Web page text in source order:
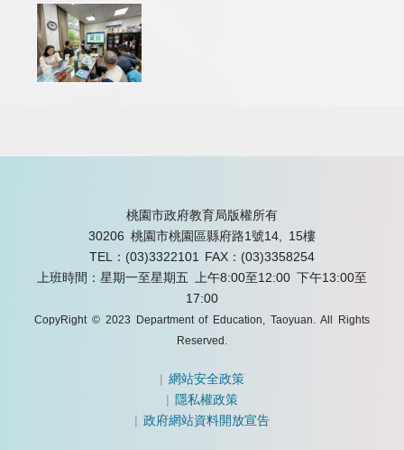
桃園市政府教育局版權所有
30206 桃園市桃園區縣府路1號14, 15樓
TEL：(03)3322101
FAX：(03)3358254
上班時間：星期一至星期五 上午8:00至12:00 下午13:00至
17:00
CopyRight © 2023 Department of Education, Taoyuan. All Rights
Reserved.
|網站安全政策
|隱私權政策
|政府網站資料開放宣告